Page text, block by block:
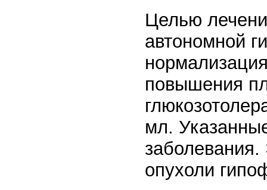
Целью
автономной
повышения
мл.
заболевания.
опухоли